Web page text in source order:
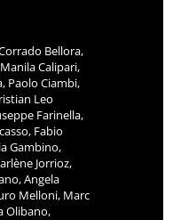
Bellora,
Calipari,
Paolo Ciambi,
Leo
Farinella,
Fabio
Gambino,
Jorrioz,
Angela
Melloni, Marc
Olibano,